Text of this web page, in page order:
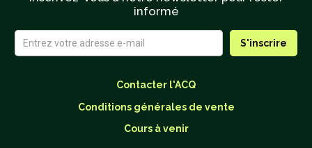
informé
Contacter l'ACQ
Conditions générales de vente
Cours à venir